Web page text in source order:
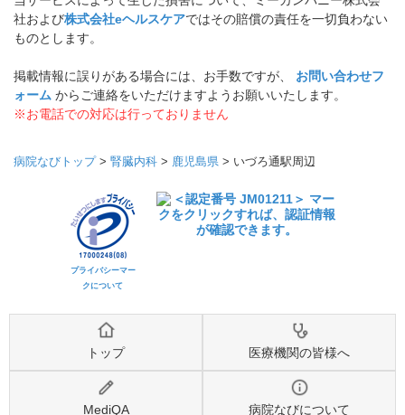
掲載している各種情報は、ミーカンパニー株式会社および
が調査した情報をもとにしています。 正確な情報掲
載に努めておりますが、内容を完全に保証するものではありませ